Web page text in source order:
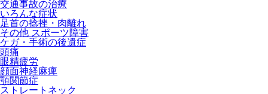
交通事故の治療
いろんな症状
足首の捻挫・肉離れ
その他 スポーツ障害
ケガ・手術の後遺症
頭痛
眼精疲労
顔面神経麻痺
顎関節症
ストレートネック